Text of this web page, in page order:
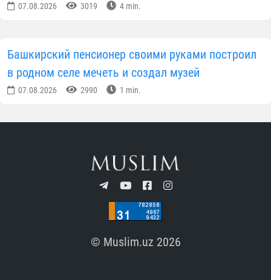
07.08.2026 3019 4 min.
Башкирский пенсионер своими руками построил
в родном селе мечеть и создал музей
07.08.2026 2990 1 min.
© Muslim.uz 2026